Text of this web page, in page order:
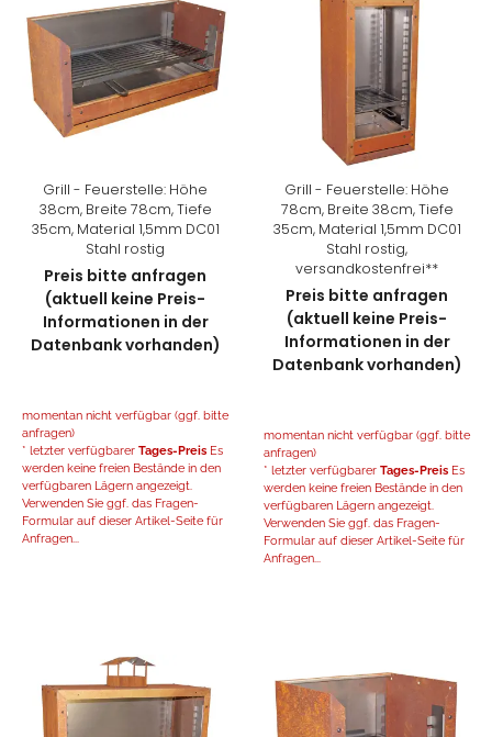
Grill - Feuerstelle: Höhe
38cm, Breite 78cm, Tiefe
35cm, Material 1,5mm DC01
Stahl rostig
Preis bitte anfragen
(aktuell keine Preis-
Informationen in der
Datenbank vorhanden)
momentan nicht verfügbar (ggf. bitte
anfragen)
* letzter verfügbarer Tages-Preis Es
werden keine freien Bestände in den
verfügbaren Lägern angezeigt.
Verwenden Sie ggf. das Fragen-
Formular auf dieser Artikel-Seite für
Anfragen...
Grill - Feuerstelle: Höhe
78cm, Breite 38cm, Tiefe
35cm, Material 1,5mm DC01
Stahl rostig,
versandkostenfrei**
Preis bitte anfragen
(aktuell keine Preis-
Informationen in der
Datenbank vorhanden)
momentan nicht verfügbar (ggf. bitte
anfragen)
* letzter verfügbarer Tages-Preis Es
werden keine freien Bestände in den
verfügbaren Lägern angezeigt.
Verwenden Sie ggf. das Fragen-
Formular auf dieser Artikel-Seite für
Anfragen...